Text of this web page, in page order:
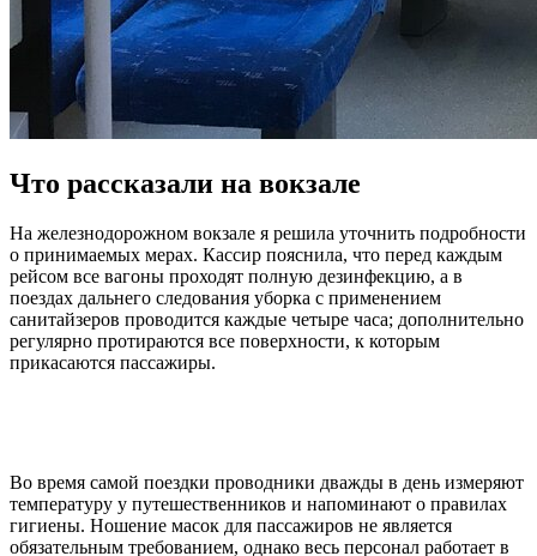
Что рассказали на вокзале
На железнодорожном вокзале я решила уточнить подробности
о принимаемых мерах. Кассир пояснила, что перед каждым
рейсом все вагоны проходят полную дезинфекцию, а в
поездах дальнего следования уборка с применением
санитайзеров проводится каждые четыре часа; дополнительно
регулярно протираются все поверхности, к которым
прикасаются пассажиры.
Во время самой поездки проводники дважды в день измеряют
температуру у путешественников и напоминают о правилах
гигиены. Ношение масок для пассажиров не является
обязательным требованием, однако весь персонал работает в